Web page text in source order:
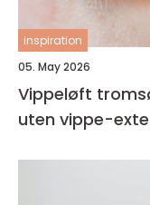
inspiration
05. May 2026
Vippeløft
uten vippe-